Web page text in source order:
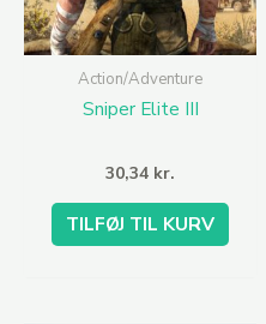
Action/Adventure
Sniper Elite III
30,34 kr.
TILFØJ TIL KURV